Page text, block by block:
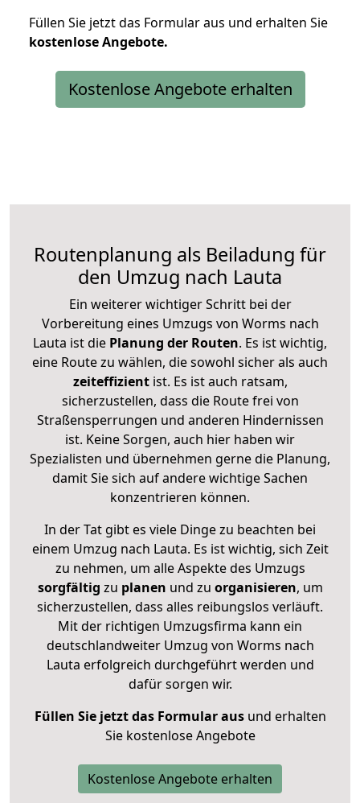
Füllen Sie jetzt das Formular aus und erhalten Sie
kostenloseAngebote.
Kostenlose Angebote erhalten
Routenplanung als Beiladung für
den Umzug nach Lauta
Ein weiterer wichtiger Schritt bei der
Vorbereitung eines Umzugs von Worms nach
Lauta ist die Planung der Routen. Es ist wichtig,
eine Route zu wählen, die sowohl sicher als auch
zeiteffizientist. Es ist auch ratsam,
sicherzustellen, dass die Route frei von
Straßensperrungen und anderen Hindernissen
ist. Keine Sorgen, auch hier haben wir
Spezialisten und übernehmen gerne die Planung,
damit Sie sich auf andere wichtige Sachen
konzentrieren können.
In der Tat gibt es viele Dinge zu beachten bei
einem Umzug nach Lauta. Es ist wichtig, sich Zeit
zu nehmen, um alle Aspekte des Umzugs
sorgfältig zu planen und zu organisieren, um
sicherzustellen, dass alles reibungslos verläuft.
Mit der richtigen Umzugsfirma kann ein
deutschlandweiter Umzug von Worms nach
Lauta erfolgreich durchgeführt werden und
dafür sorgen wir.
Füllen Sie jetzt das Formular ausund erhalten
Sie kostenlose Angebote
Kostenlose Angebote erhalten